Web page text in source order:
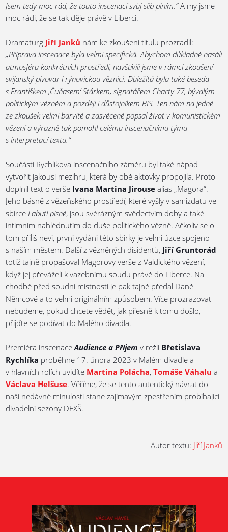
Jsem tedy moc rád, že touto inscenací svůj slib plním.“A my jsme
moc rádi, že se tak děje právě v Liberci.
Dramaturg Jiří Janků nám ke zkoušení titulu prozradil:
„Příprava inscenace byla velmi specifická. Abychom důkladně nasáli
atmosféru konkrétních prostředí, navštívili jsme v rámci zkoušení
svijanský pivovar i rýnovickou věznici. Důležitá byla také beseda
s Františkem ‚Čuňasem‘ Stárkem, signatářem Charty 77, bývalým
politickým vězněm a později i důstojníkem BIS. Ten nám na jedné
ze zkoušek velmi barvitě a zasvěceně popsal život v komunistickém
vězení a výrazně tak pomohl celému inscenačnímu týmu
s interpretací textu.“
Součástí Rychlíkova inscenačního záměru byl také nápad
vytvořit jakousi mezihru, která by obě aktovky propojila. Proto
doplnil text o verše Ivana Martina Jirouse alias „Magora“.
Jeho básně z vězeňského prostředí, které vyšly v samizdatu ve
sbírceLabutí písně, jsou svérázným svědectvím doby a také
intimním nahlédnutím do duše politického vězně. Ačkoliv se o
tom příliš neví, první vydání této sbírky je velmi úzce spojeno
s naším městem. Další z vězněných disidentů, Jiří Gruntorád
totiž tajně propašoval Magorovy verše z Valdického vězení,
když jej převáželi k vazebnímu soudu právě do Liberce. Na
chodbě před soudní místností je pak tajně předal Daně
Němcové a to velmi originálním způsobem. Více prozrazovat
nebudeme, pokud chcete vědět, jak přesně k tomu došlo,
přijďte se podívat do Malého divadla.
Premiéra inscenaceAudience a Příjem v režii Břetislava
Rychlíka proběhne 17. února 2023 v Malém divadle a
v hlavních rolích uvidíte Martina Polácha,Tomáše Váhalu a
Václava Helšuse. Věříme, že se tento autentický návrat do
naší nedávné minulosti stane zajímavým zpestřením probíhající
divadelní sezony DFXŠ.
Autor textu: Jiří Janků